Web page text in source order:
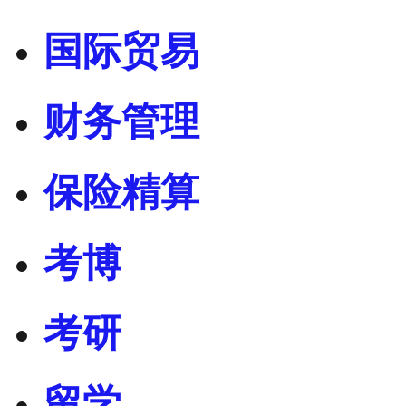
国际贸易
财务管理
保险精算
考博
考研